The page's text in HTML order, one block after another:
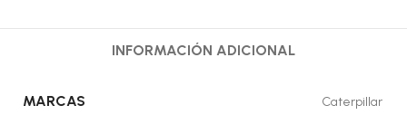
INFORMACIÓN ADICIONAL
MARCAS Caterpillar